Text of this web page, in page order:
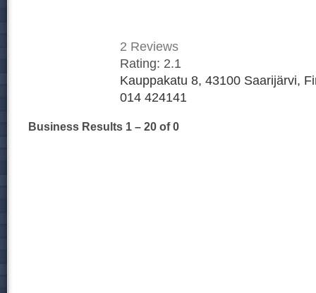
2 Reviews
Rating: 2.1
Kauppakatu 8, 43100 Saarijärvi,
014 424141
Business Results 1 – 20 of 0